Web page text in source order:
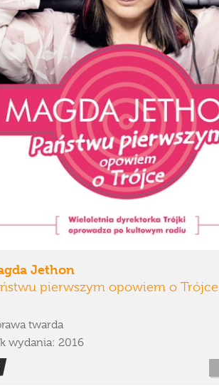
Jethon
pierwszym opowiem o Trójce
twarda
wydania: 2016